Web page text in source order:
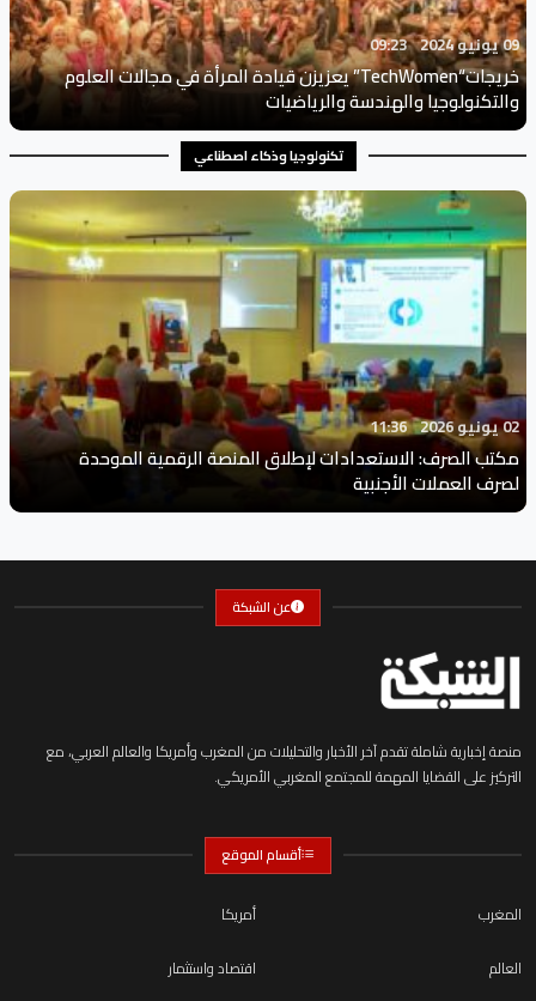
09 يونيو 2024 09:23
خريجات“TechWomen” يعزيزن قيادة المرأة في مجالات العلوم
والتكنولوجيا والهندسة والرياضيات
تكنولوجيا وذكاء اصطناعي
02 يونيو 2026 11:36
مكتب الصرف: الاستعدادات لإطلاق المنصة الرقمية الموحدة
لصرف العملات الأجنبية
عن الشبكة
منصة إخبارية شاملة تقدم آخر الأخبار والتحليلات من المغرب وأمريكا والعالم العربي، مع
التركيز على القضايا المهمة للمجتمع المغربي الأمريكي.
أقسام الموقع
المغرب
أمريكا
العالم
اقتصاد واستثمار